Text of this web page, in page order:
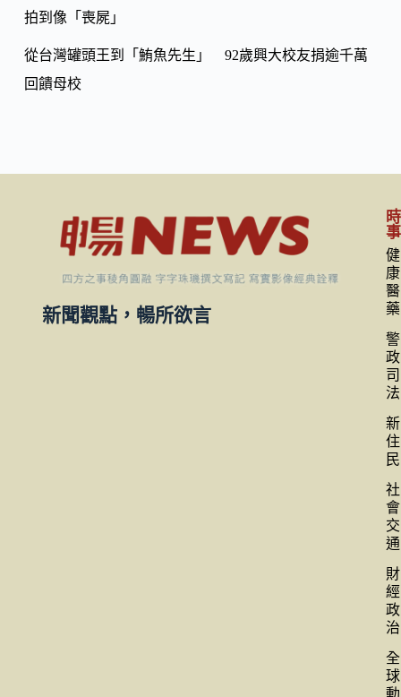
拍到像「喪屍」
從台灣罐頭王到「鮪魚先生」 92歲興大校友捐逾千萬
回饋母校
新聞觀點，暢所欲言
時
事
健
康
醫
藥
警
政
司
法
新
住
民
社
會
交
通
財
經
政
治
全
球
動